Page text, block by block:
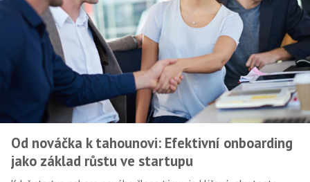
Od nováčka k tahounovi: Efektivní onboarding
jako základ růstu ve startupu